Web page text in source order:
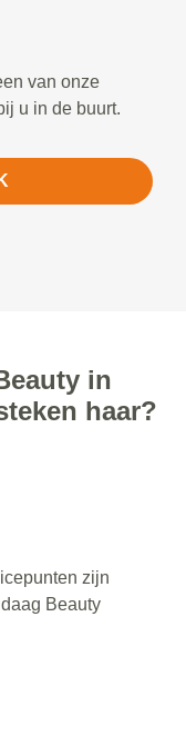
van onze
u in de buurt.
in
haar?
zijn
Beauty